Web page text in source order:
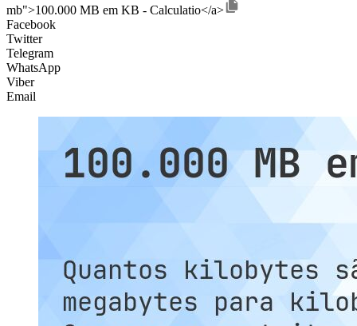
mb">100.000 MB em KB - Calculatio</a>
Facebook
Twitter
Telegram
WhatsApp
Viber
Email